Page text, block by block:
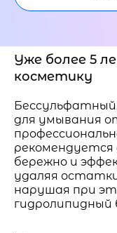
Уже более 5
косметику
Бессульфатный
для умывания
рекомендуется
бережно и
удаляя
нарушая при
гидролипидный